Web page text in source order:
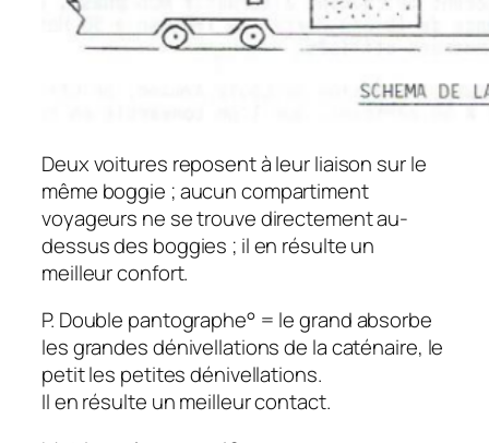
Deux voitures reposent à leur liaison sur le
même boggie ; aucun compartiment
voyageurs ne se trouve directement au-
dessus des boggies ; il en résulte un
meilleur confort.
P. Double pantographe° = le grand absorbe
les grandes dénivellations de la caténaire, le
petit les petites dénivellations.
Il en résulte un meilleur contact.